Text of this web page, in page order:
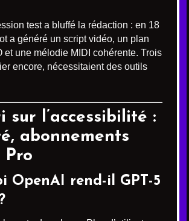
test a bluffé la rédaction : en 18
a généré un script vidéo, un plan
et une mélodie MIDI cohérente. Trois
encore, nécessitaient des outils
sur l’accessibilité :
abonnements
Pro
OpenAI rend-il GPT-5